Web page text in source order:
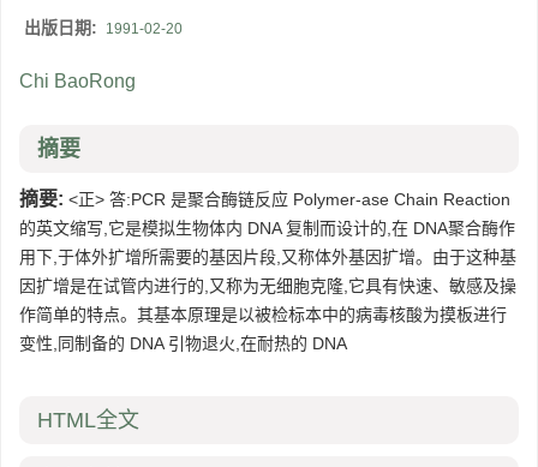
出版日期: 1991-02-20
Chi BaoRong
摘要
摘要: <正> 答:PCR 是聚合酶链反应 Polymer-ase Chain Reaction
的英文缩写,它是模拟生物体内 DNA 复制而设计的,在 DNA聚合酶作
用下,于体外扩增所需要的基因片段,又称体外基因扩增。由于这种基
因扩增是在试管内进行的,又称为无细胞克隆,它具有快速、敏感及操
作简单的特点。其基本原理是以被检标本中的病毒核酸为摸板进行
变性,同制备的 DNA 引物退火,在耐热的 DNA
HTML全文